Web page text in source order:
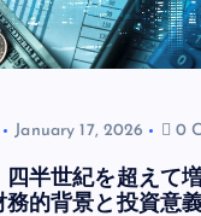
January 17, 2026 0
四半世紀を超えて
務的背景と投資意